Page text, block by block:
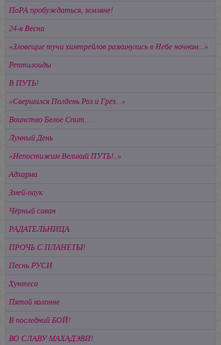
ПоРА пробуждаться, земляне!
24-я Весна
«Зловещие тучи химтрейлов разкинулись в Небе ночном...»
Рептилоиды
В ПУТЬ!
«Свершился Полдень Роз и Грёз...»
Воинство Белое Спит…
Лунный День
«Непостижим Великий ПУТЬ!..»
Адхарма
Змей-паук
Чёрный саван
РАДАТЕЛЬНИЦА
ПРОЧЬ С ПЛАНЕТЫ!
Песнь РУСИ
Хунтеса
Пятой колонне
В последний БОЙ!
ВО СЛАВУ МАХАДЭВИ!